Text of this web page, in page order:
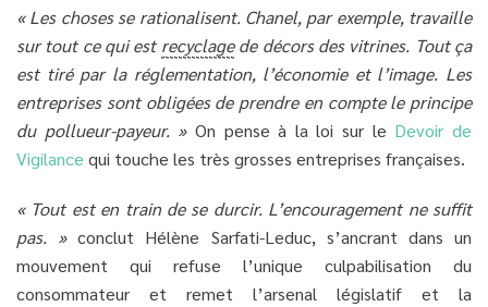
« Les choses se rationalisent. Chanel, par exemple, travaille
sur tout ce qui est recyclagede décors des vitrines. Tout ça
est tiré par la réglementation, l’économie et l’image. Les
entreprises sont obligées de prendre en compte le principe
du pollueur-payeur. »On pense à la loi sur le Devoir de
Vigilance qui touche les très grosses entreprises françaises.
« Tout est en train de se durcir. L’encouragement ne suffit
pas. »conclut Hélène Sarfati-Leduc, s’ancrant dans un
mouvement qui refuse l’unique culpabilisation du
consommateur et remet l’arsenal législatif et la